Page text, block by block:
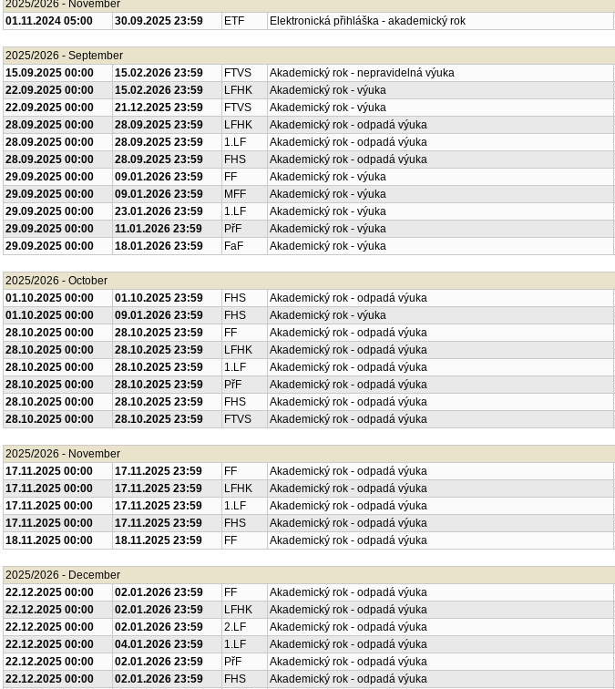
2025/2026 - November
01.11.2024 05:00
30.09.2025 23:59 ETF Elektronická přihláška - akademický rok
2025/2026 - September
15.09.2025 00:00
15.02.2026 23:59 FTVS Akademický rok - nepravidelná výuka
22.09.2025 00:00
15.02.2026 23:59 LFHK Akademický rok - výuka
22.09.2025 00:00
21.12.2025 23:59 FTVS Akademický rok - výuka
28.09.2025 00:00
28.09.2025 23:59 LFHK Akademický rok - odpadá výuka
28.09.2025 00:00
28.09.2025 23:59 1.LF Akademický rok - odpadá výuka
28.09.2025 00:00
28.09.2025 23:59 FHS Akademický rok - odpadá výuka
29.09.2025 00:00
09.01.2026 23:59 FF Akademický rok - výuka
29.09.2025 00:00
09.01.2026 23:59 MFF Akademický rok - výuka
29.09.2025 00:00
23.01.2026 23:59 1.LF Akademický rok - výuka
29.09.2025 00:00
11.01.2026 23:59 PřF Akademický rok - výuka
29.09.2025 00:00
18.01.2026 23:59 FaF Akademický rok - výuka
2025/2026 - October
01.10.2025 00:00
01.10.2025 23:59 FHS Akademický rok - odpadá výuka
01.10.2025 00:00
09.01.2026 23:59 FHS Akademický rok - výuka
28.10.2025 00:00
28.10.2025 23:59 FF Akademický rok - odpadá výuka
28.10.2025 00:00
28.10.2025 23:59 LFHK Akademický rok - odpadá výuka
28.10.2025 00:00
28.10.2025 23:59 1.LF Akademický rok - odpadá výuka
28.10.2025 00:00
28.10.2025 23:59 PřF Akademický rok - odpadá výuka
28.10.2025 00:00
28.10.2025 23:59 FHS Akademický rok - odpadá výuka
28.10.2025 00:00
28.10.2025 23:59 FTVS Akademický rok - odpadá výuka
2025/2026 - November
17.11.2025 00:00
17.11.2025 23:59 FF Akademický rok - odpadá výuka
17.11.2025 00:00
17.11.2025 23:59 LFHK Akademický rok - odpadá výuka
17.11.2025 00:00
17.11.2025 23:59 1.LF Akademický rok - odpadá výuka
17.11.2025 00:00
17.11.2025 23:59 FHS Akademický rok - odpadá výuka
18.11.2025 00:00
18.11.2025 23:59 FF Akademický rok - odpadá výuka
2025/2026 - December
22.12.2025 00:00
02.01.2026 23:59 FF Akademický rok - odpadá výuka
22.12.2025 00:00
02.01.2026 23:59 LFHK Akademický rok - odpadá výuka
22.12.2025 00:00
02.01.2026 23:59 2.LF Akademický rok - odpadá výuka
22.12.2025 00:00
04.01.2026 23:59 1.LF Akademický rok - odpadá výuka
22.12.2025 00:00
02.01.2026 23:59 PřF Akademický rok - odpadá výuka
22.12.2025 00:00
02.01.2026 23:59 FHS Akademický rok - odpadá výuka